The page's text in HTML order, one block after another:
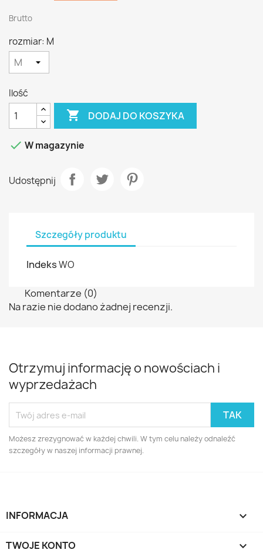
Brutto
rozmiar: M
Ilość
 DODAJ DO KOSZYKA
 W magazynie
Udostępnij
Szczegóły produktu
IndeksWO
Komentarze (0)
Na razie nie dodano żadnej recenzji.
Otrzymuj informację o nowościach i
wyprzedażach
Możesz zrezygnować w każdej chwili. W tym celu należy odnaleźć
szczegóły w naszej informacji prawnej.
INFORMACJA 
TWOJE KONTO 